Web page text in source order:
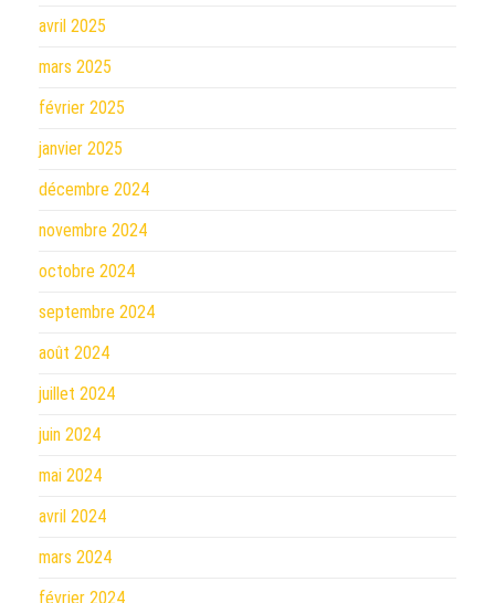
avril 2025
mars 2025
février 2025
janvier 2025
décembre 2024
novembre 2024
octobre 2024
septembre 2024
août 2024
juillet 2024
juin 2024
mai 2024
avril 2024
mars 2024
février 2024